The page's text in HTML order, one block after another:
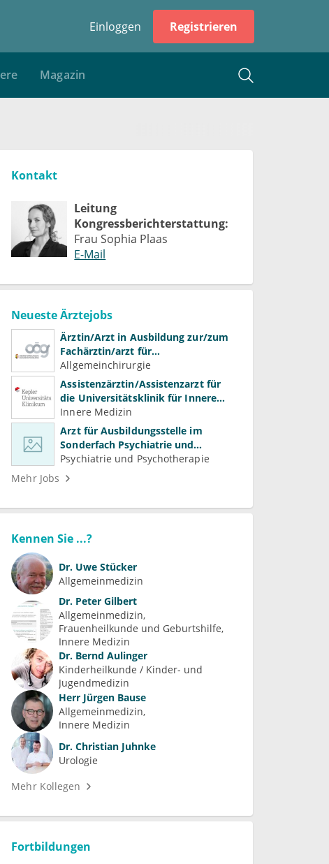
Einloggen Registrieren
Magazin
Kontakt
Leitung
Kongressberichterstattung:
Frau Sophia Plaas
E-Mail
Neueste Ärztejobs
Ärztin/Arzt in Ausbildung zur/zum
Fachärztin/arzt für
Allgemeinchirurgie und
Gefäßchirurgie
Allgemeinchirurgie
Assistenzärztin/Assistenzarzt für
die Universitätsklinik für Innere
Medizin
Innere Medizin
Arzt für Ausbildungsstelle im
Sonderfach Psychiatrie und
Psychotherapeutische Medizin
(m/w/d)
Psychiatrie und Psychotherapie
Mehr Jobs
Kennen Sie ...?
Dr. Uwe Stücker
Allgemeinmedizin
Dr. Peter Gilbert
Allgemeinmedizin
Frauenheilkunde und Geburtshilfe
Innere Medizin
Dr. Bernd Aulinger
Kinderheilkunde / Kinder- und
Jugendmedizin
Herr Jürgen Bause
Allgemeinmedizin
Innere Medizin
Dr. Christian Juhnke
Urologie
Mehr Kollegen
Fortbildungen